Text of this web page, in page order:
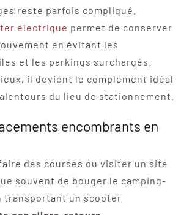
reste parfois compliqué.
électrique permet de conserver
en évitant les
et les parkings surchargés.
il devient le complément idéal
du lieu de stationnement.
encombrants en
des courses ou visiter un site
souvent de bouger le camping-
transportant un scooter